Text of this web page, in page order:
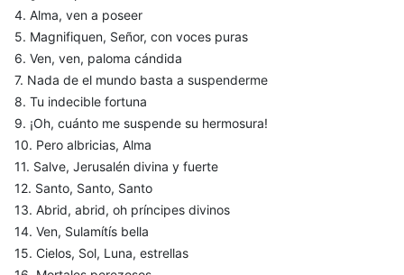
4. Alma, ven a poseer
5. Magnifiquen, Señor, con voces puras
6. Ven, ven, paloma cándida
7. Nada de el mundo basta a suspenderme
8. Tu indecible fortuna
9. ¡Oh, cuánto me suspende su hermosura!
10. Pero albricias, Alma
11. Salve, Jerusalén divina y fuerte
12. Santo, Santo, Santo
13. Abrid, abrid, oh príncipes divinos
14. Ven, Sulamítís bella
15. Cielos, Sol, Luna, estrellas